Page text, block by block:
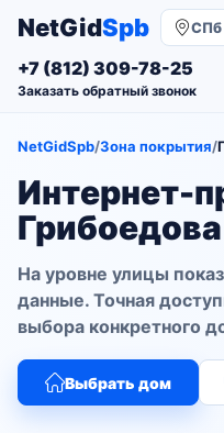
NetGidSpb СПб
+7 (812) 309-78-25
Заказать обратный звонок
NetGidSpb/Зона покрытия/
Интернет-
На уровне улицы
данные. Точная
выбора конкретного
Выбрать дом